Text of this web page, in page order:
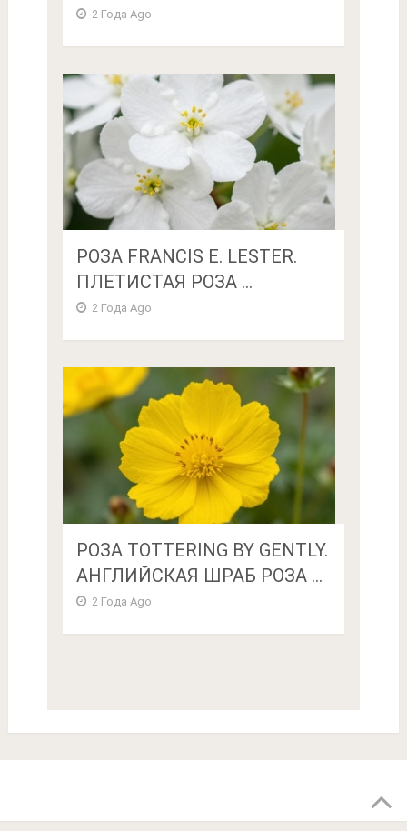
2 Года Ago
РОЗА FRANCIS E. LESTER.
ПЛЕТИСТАЯ РОЗА ...
2 Года Ago
РОЗА TOTTERING BY GENTLY.
АНГЛИЙСКАЯ ШРАБ РОЗА ...
2 Года Ago